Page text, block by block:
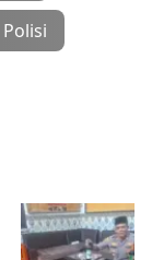
Polisi